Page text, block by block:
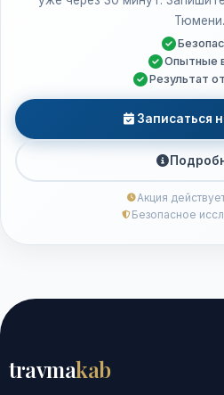
Тюмени.
Опытные
Результат
Записаться
Акция
Безопасное
travmakab